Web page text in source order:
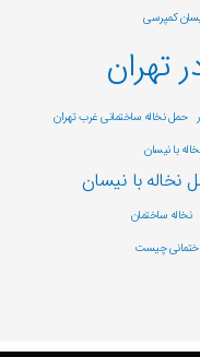
کمپرسی
تهران
حمل نخاله ساختمانی غرب تهران
با نیسان
با نیسان
نخاله ساختمان
چیست